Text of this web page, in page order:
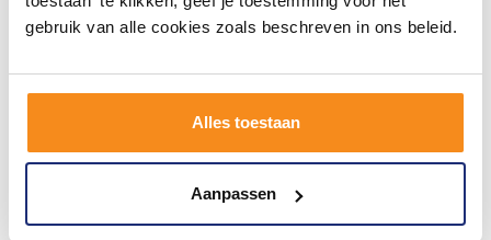
gebruik van alle cookies zoals beschreven in ons beleid.
Alles toestaan
Aanpassen